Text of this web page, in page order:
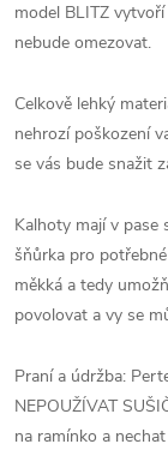
model BLITZ
nebude omezovat.
Celkově lehký
nehrozí poškození
se vás bude snažit
Kalhoty mají v pase
šňůrka pro
měkká a tedy
povolovat a vy se
Praní a údržba:
NEPOUŽÍVAT
na ramínko a